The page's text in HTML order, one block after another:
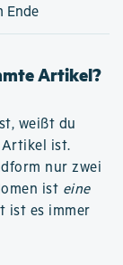
Ende
Artikel?
weißt du
Artikel ist.
nur zwei
ist eine
ist es immer